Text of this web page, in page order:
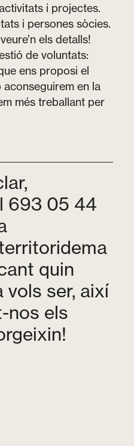
i projectes.
i persones sòcies.
els detalls!
de voluntats:
ens proposi el
aconseguirem en la
més treballant per
693 05 44
quin
ser, així
nos els